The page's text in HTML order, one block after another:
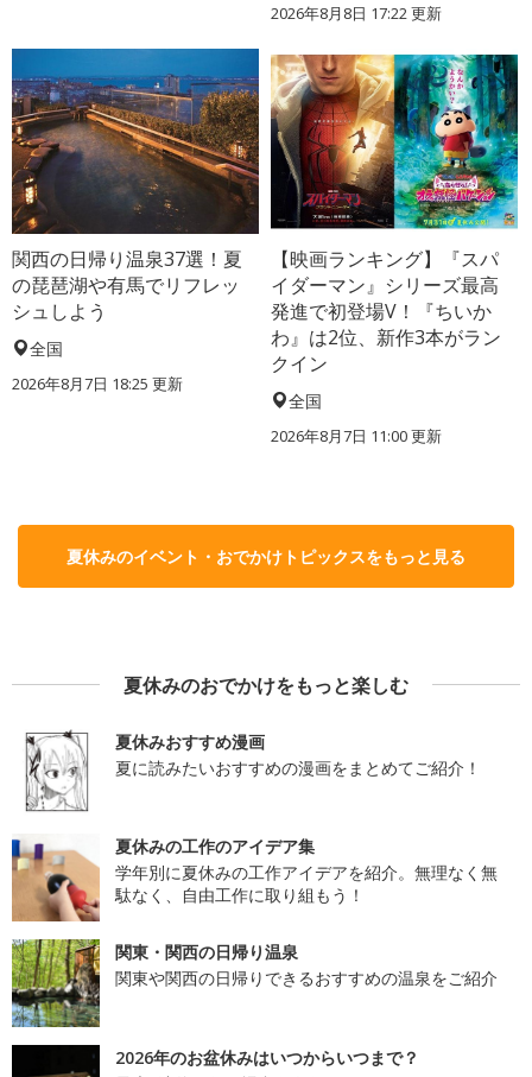
2026年8月8日 17:22更新
関西の日帰り温泉37選！夏
の琵琶湖や有馬でリフレッ
シュしよう
全国
2026年8月7日 18:25 更新
【映画ランキング】『スパ
イダーマン』シリーズ最高
発進で初登場V！『ちいか
わ』は2位、新作3本がラン
クイン
全国
2026年8月7日 11:00更新
夏休みのイベント・おでかけトピックスをもっと見る
夏休みのおでかけをもっと楽しむ
夏休みおすすめ漫画
夏に読みたいおすすめの漫画をまとめてご紹介！
夏休みの工作のアイデア集
学年別に夏休みの工作アイデアを紹介。無理なく無
駄なく、自由工作に取り組もう！
関東・関西の日帰り温泉
関東や関西の日帰りできるおすすめの温泉をご紹介
2026年のお盆休みはいつからいつまで？